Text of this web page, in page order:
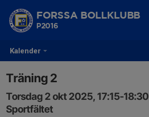
Kalender
FORSSA BOLLKLUBB
P2016
Träning 2
Torsdag 2 okt 2025, 17:15-18:30
Sportfältet